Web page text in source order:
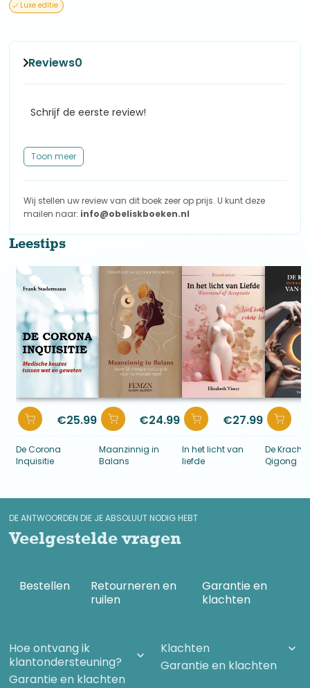
wonderbaarlijke creatie het menselijk lichaam eigenlijk is. Een
creatie die tot van alles in staat is met een wonderbaarlijk
Er is alleen wel één voorwaarde: je moet het lichaam
gebruiken zoals het bedoeld is.
Luxe editie
Reviews0
Schrijf de eerste review!
Toon meer
Wij stellen uw review van dit boek zeer op prijs. U kunt deze
mailen naar: info@obeliskboeken.nl
Leestips
€25.99
De Corona
Inquisitie
€24.99
Maanzinnig in
Balans
€27.99
In het licht van
liefde
De Kracht
Qigong
DE ANTWOORDEN DIE JE ABSOLUUT NODIG HEBT
Veelgestelde vragen
Bestellen
Retourneren en
ruilen
Garantie en
klachten
Hoe ontvang ik
klantondersteuning?
Garantie en klachten
Klachten
Garantie en klachten